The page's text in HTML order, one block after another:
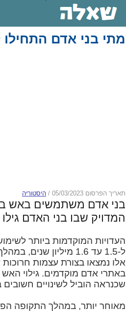
מתי בני אדם
תאריך הפרסום 05/03/2023 / היסטוריה
בני אדם משתמשים באש
המדויק שבו בני האדם
העדויות המוקדמות ביותר
ל-1.5 עד 1.6 מיליון
אלו נמצאו בצורת עצמות חרוכות
באתרי אדם מוקדמים. גילוי
שכנראה הוביל לשינויים